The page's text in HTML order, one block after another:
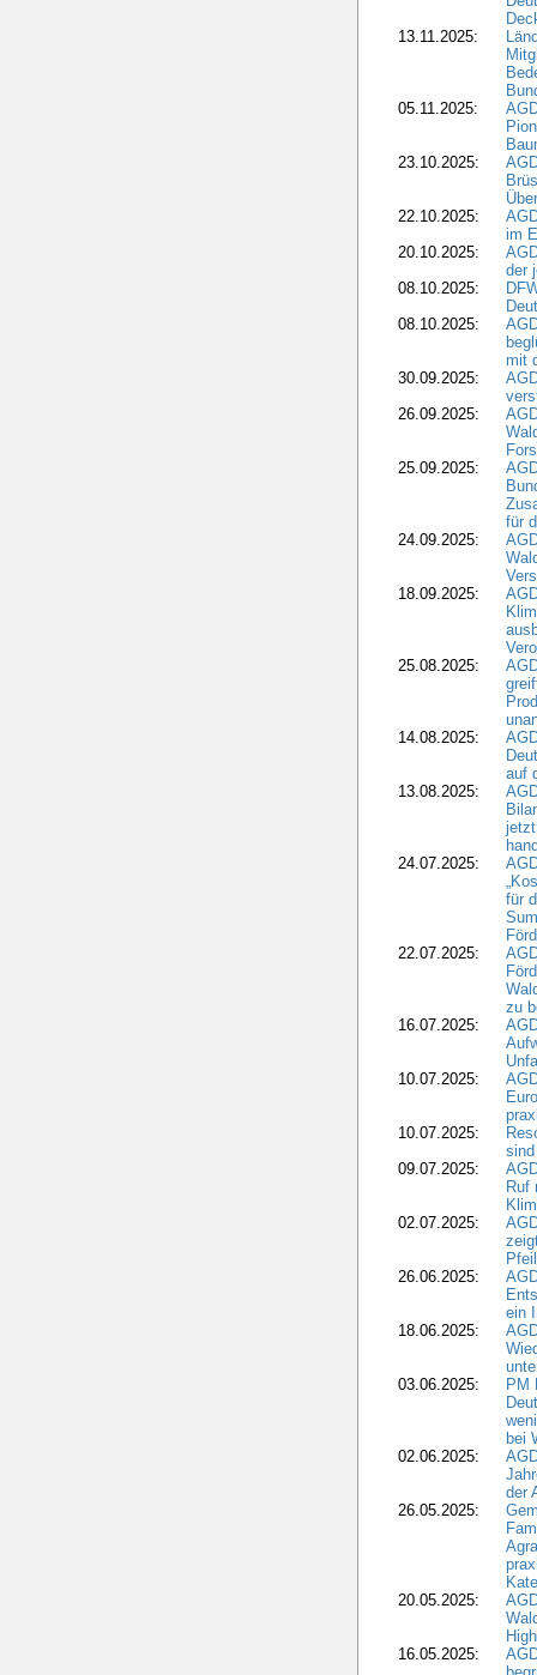
13.11.2025:
05.11.2025:
23.10.2025:
22.10.2025:
im
20.10.2025:
der
08.10.2025:
08.10.2025:
mit
30.09.2025:
26.09.2025:
25.09.2025:
für
24.09.2025:
18.09.2025:
25.08.2025:
14.08.2025:
auf
13.08.2025:
24.07.2025:
für
22.07.2025:
zu
16.07.2025:
10.07.2025:
10.07.2025:
09.07.2025:
Ruf
02.07.2025:
26.06.2025:
ein
18.06.2025:
03.06.2025:
PM
bei
02.06.2025:
der
26.05.2025:
20.05.2025:
16.05.2025: